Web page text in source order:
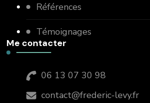
Références
Témoignages
Me contacter
06 13 07 30 98
contact@frederic-levy.fr